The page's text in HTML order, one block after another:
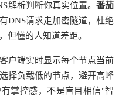
解析判断你真实位置。 番茄
DNS请求走加密隧道，杜绝
但懂的人知道差距。
户端实时显示每个节点当前
择负载低的节点，避开高峰
掌控感，不是盲目相信"智